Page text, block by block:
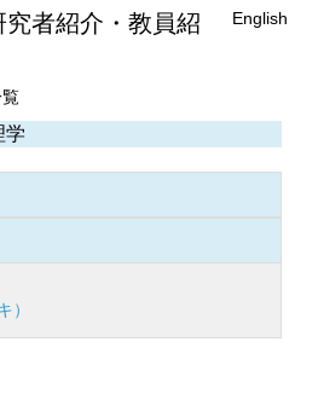
者紹介・教員紹
English
学
）